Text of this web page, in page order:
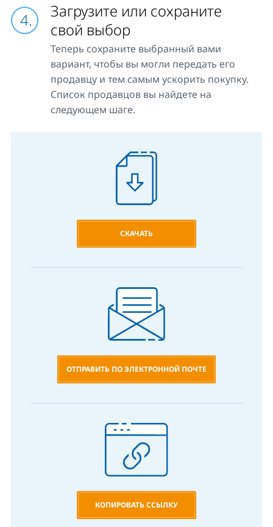
Загрузите или сохраните
свой выбор
Теперь сохраните выбранный вами
вариант, чтобы вы могли передать его
продавцу и тем самым ускорить покупку.
Список продавцов вы найдете на
следующем шаге.
СКАЧАТЬ
ОТПРАВИТЬ ПО ЭЛЕКТРОННОЙ ПОЧТЕ
КОПИРОВАТЬ ССЫЛКУ